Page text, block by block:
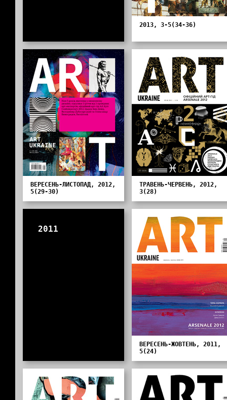
2013, 3-5(34-36)
ВЕРЕСЕНЬ-ЛИСТОПАД, 2012,
5(29-30)
ТРАВЕНЬ-ЧЕРВЕНЬ, 2012,
3(28)
2011
ВЕРЕСЕНЬ-ЖОВТЕНЬ, 2011,
5(24)